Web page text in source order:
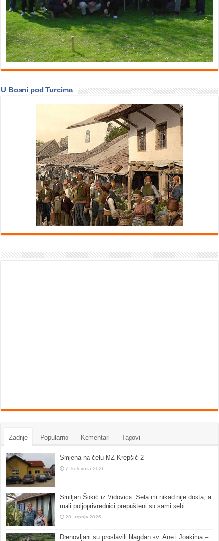
U Bosni pod Turcima
Zadnje Popularno Komentari Tagovi
Smjena na čelu MZ Krepšić 2
7. kolovoza 2026.
Smiljan Šokić iz Vidovica: Sela mi nikad nije dosta, a
mali poljoprivrednici prepušteni su sami sebi
28. srpnja 2026.
Drenovljani su proslavili blagdan sv. Ane i Joakima –